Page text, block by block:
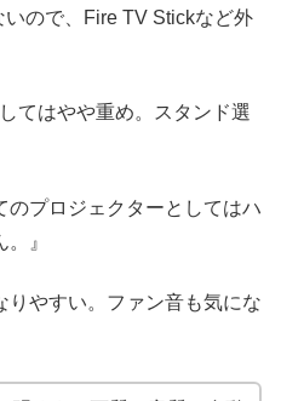
いので、Fire TV Stickなど外
てはやや重め。スタンド選
のプロジェクターとしてはハ
』
りやすい。ファン音も気にな